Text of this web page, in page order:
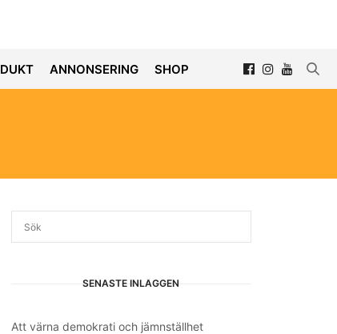
ANNONSERING SHOP
SENASTE INLÄGGEN
Att värna demokrati och jämnställhet